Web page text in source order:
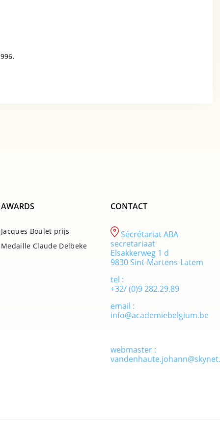
AWARDS
Jacques Boulet prijs
Medaille Claude Delbeke
CONTACT
Sécrétariat ABA
secretariaat
Elsakkerweg 1 d
9830 Sint-Martens-Latem
tel :
+32/ (0)9 282.29.89
email :
info@academiebelgium.be
webmaster :